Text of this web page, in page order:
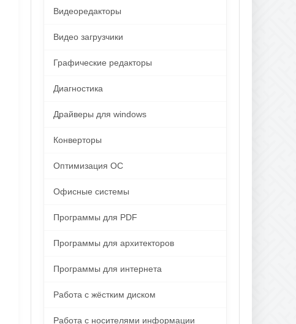
Видеоредакторы
Видео загрузчики
Графические редакторы
Диагностика
Драйверы для windows
Конверторы
Оптимизация ОС
Офисные системы
Программы для PDF
Программы для архитекторов
Программы для интернета
Работа с жёстким диском
Работа с носителями информации